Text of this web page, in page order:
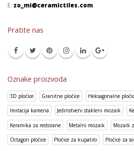
E: zo_mi@ceramictiles.com
Pratite nas
Oznake proizvoda
3D pločice Granitne pločice Heksagonalne
Imitacija kamena Jedinstveni stakleni mozaik
Keramika za restorane Metalni mozaik Mozaik
Octagon pločice Pločice za kupatilo Pločice za